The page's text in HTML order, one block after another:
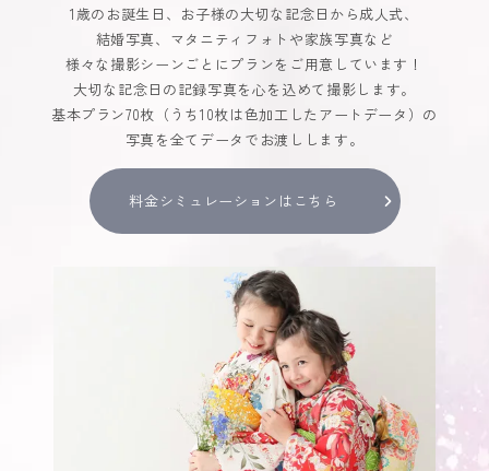
1歳のお誕生日、お子様の大切な記念日から成人式、
結婚写真、マタニティフォトや家族写真など
様々な撮影シーンごとにプランをご用意しています！
大切な記念日の記録写真を心を込めて撮影します。
基本プラン70枚（うち10枚は色加工したアートデータ）の
写真を全てデータでお渡しします。
料金シミュレーションはこちら